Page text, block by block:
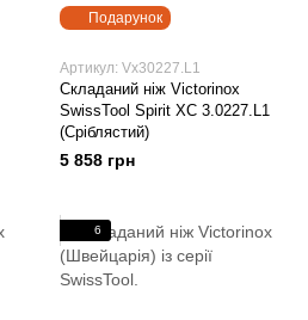
Подарунок
Артикул: Vx30227.L1
Складаний ніж Victorinox
SwissTool Spirit XC 3.0227.L1
(Сріблястий)
5 858 грн
6